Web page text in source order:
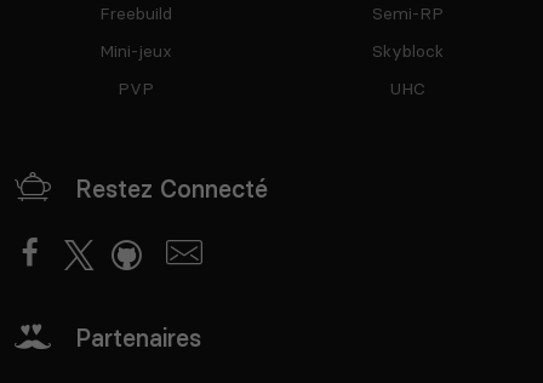
Freebuild
Mini-jeux
PVP
Semi-RP
Skyblock
UHC
Restez Connecté
Partenaires